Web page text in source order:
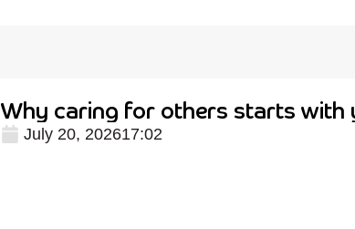
Why caring for others starts with
July 20, 202617:02